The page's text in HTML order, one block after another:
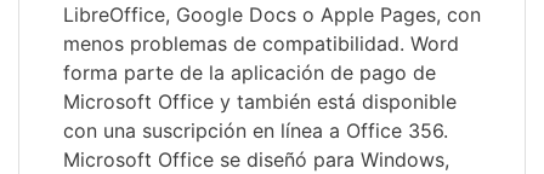
LibreOffice, Google Docs o Apple Pages, con
menos problemas de compatibilidad. Word
forma parte de la aplicación de pago de
Microsoft Office y también está disponible
con una suscripción en línea a Office 356.
Microsoft Office se diseñó para Windows,